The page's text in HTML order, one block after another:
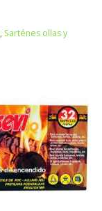
, Sarténes ollas y